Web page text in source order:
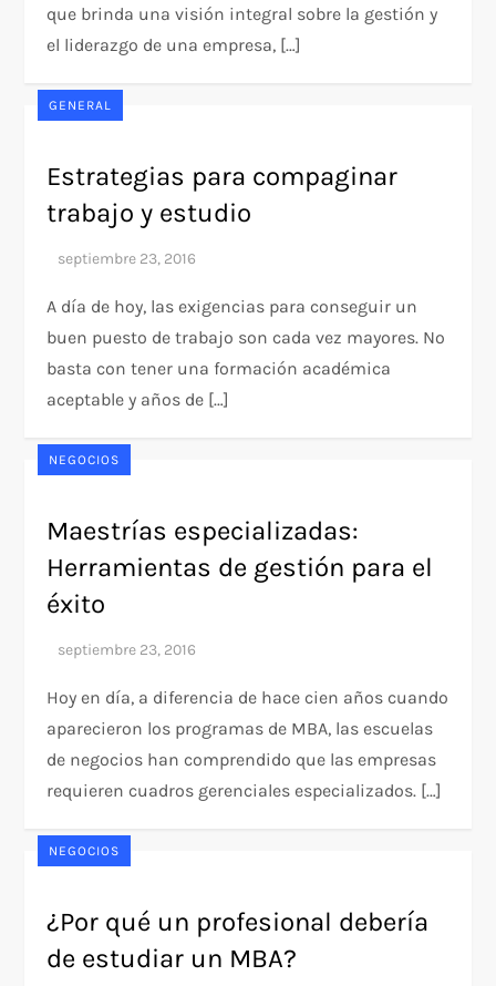
que brinda una visión integral sobre la gestión y
el liderazgo de una empresa, […]
GENERAL
Estrategias para compaginar
trabajo y estudio
A día de hoy, las exigencias para conseguir un
buen puesto de trabajo son cada vez mayores. No
basta con tener una formación académica
aceptable y años de […]
NEGOCIOS
Maestrías especializadas:
Herramientas de gestión para el
éxito
Hoy en día, a diferencia de hace cien años cuando
aparecieron los programas de MBA, las escuelas
de negocios han comprendido que las empresas
requieren cuadros gerenciales especializados. […]
NEGOCIOS
¿Por qué un profesional debería
de estudiar un MBA?